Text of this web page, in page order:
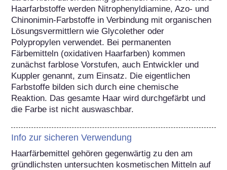
Haarfarbstoffe werden Nitrophenyldiamine, Azo- und
Chinonimin-Farbstoffe in Verbindung mit organischen
Lösungsvermittlern wie Glycolether oder
Polypropylen verwendet. Bei permanenten
Färbemitteln (oxidativen Haarfarben) kommen
zunächst farblose Vorstufen, auch Entwickler und
Kuppler genannt, zum Einsatz. Die eigentlichen
Farbstoffe bilden sich durch eine chemische
Reaktion. Das gesamte Haar wird durchgefärbt und
die Farbe ist nicht auswaschbar.
Info zur sicheren Verwendung
Haarfärbemittel gehören gegenwärtig zu den am
gründlichsten untersuchten kosmetischen Mitteln auf